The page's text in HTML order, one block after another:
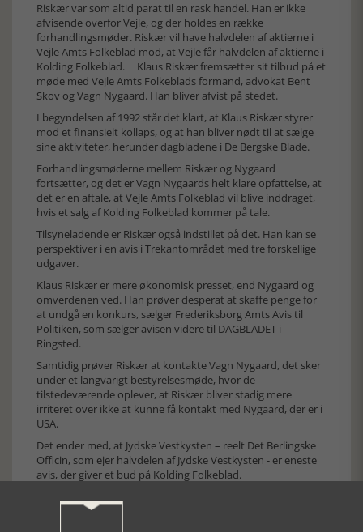
Riskær var som altid parat til en rask handel. Han er ikke
afvisende overfor Vejle, og der holdes en række
forhandlingsmøder. Riskær vil have halvdelen af aktierne i
Vejle Amts Folkeblad mod, at Vejle får halvdelen af aktierne i
Kolding Folkeblad. Klaus Riskær fremsætter sit tilbud på et
møde med Vejle Amts Folkeblads formand, advokat Bent
Skov og Vagn Nygaard. Han bliver afvist på stedet.
I begyndelsen af 1992 står det klart, at Klaus Riskær styrer
mod et finansielt kollaps, og at han bliver nødt til at sælge
sine aktiviteter, herunder dagbladene i De Bergske Blade.
Forhandlingsmøderne mellem Riskær og Nygaard
fortsætter, og det er Vagn Nygaards helt klare opfattelse, at
det er en aftale, at Vejle Amts Folkeblad vil blive inddraget,
hvis et salg af Kolding Folkeblad kommer på tale.
Tilsyneladende er Riskær også indstillet på det. Han kan se
perspektiver i en avis i Trekantområdet med tre forskellige
udgaver.
Klaus Riskær er mere økonomisk presset, end Nygaard og
omverdenen ved. Han prøver desperat at skaffe penge for
at undgå en konkurs, sælger Frederiksborg Amts Avis til
Politiken, som sælger avisen videre til DAGBLADET i
Ringsted.
Samtidig prøver Riskær at kontakte Vagn Nygaard, det sker
under et langvarigt bestyrelsesmøde, hvor de
tilstedeværende oplever, at Riskær bliver stadig mere
irriteret over ikke at kunne få kontakt med Nygaard, der er i
USA.
Det ender med, at Jydske Vestkysten – reelt Det Berlingske
Officin, som ejer halvdelen af Jydske Vestkysten - er eneste
avis, der giver et bud på Kolding Folkeblad.
og Thisted, fortsætter i normal drift efter konkursen under